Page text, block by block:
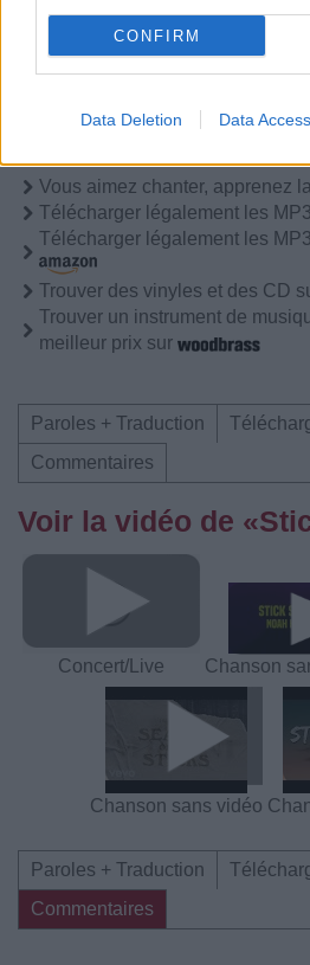
CONFIRM
Data Deletion Data Access
Commentaires
Vous aimez chanter, apprenez
Télécharger légalement les
Télécharger légalement les
Trouver des vinyles et des CD
Trouver un instrument de
meilleur prix sur
Paroles + Traduction
Commentaires
Voir la vidéo de
Concert/Live Chanson
Chanson sans vidéo
Paroles + Traduction
Commentaires